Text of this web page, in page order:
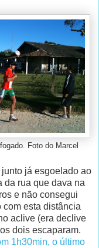
Foto do Marcel
já esgoelado ao
da rua que dava na
e não consegui
com esta distância
aclive (era declive
dois escaparam.
1h30min, o último